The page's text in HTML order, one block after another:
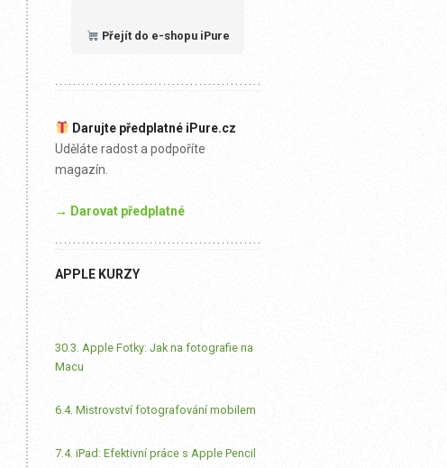
Přejít do e-shopu iPure
Darujte předplatné iPure.cz
Uděláte radost a podpoříte
magazín.
→ Darovat předplatné
APPLE KURZY
30.3. Apple Fotky: Jak na fotografie na
Macu
6.4. Mistrovství fotografování mobilem
7.4. iPad: Efektivní práce s Apple Pencil